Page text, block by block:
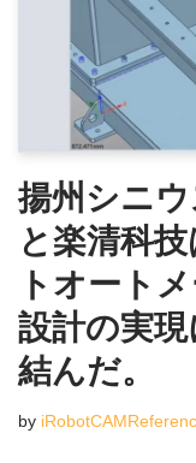
揚州シニ
と楽清科
トオート
設計の実
結んだ。
by